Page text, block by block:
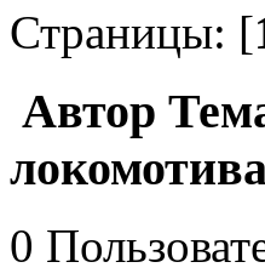
Страницы: [
Автор
0